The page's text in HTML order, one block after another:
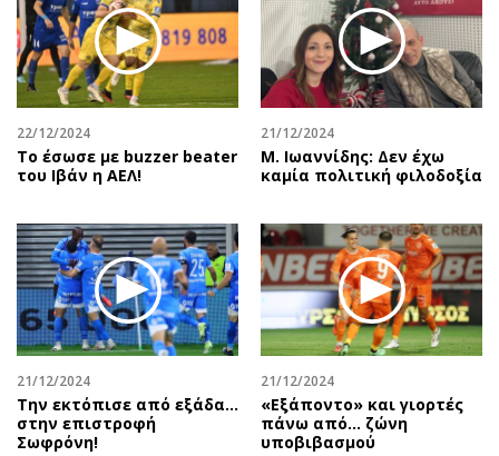
22/12/2024
Το έσωσε με buzzer beater
του Ιβάν η ΑΕΛ!
21/12/2024
Μ. Ιωαννίδης: Δεν έχω
καμία πολιτική φιλοδοξία
21/12/2024
Την εκτόπισε από εξάδα…
στην επιστροφή
Σωφρόνη!
21/12/2024
«Εξάποντο» και γιορτές
πάνω από… ζώνη
υποβιβασμού